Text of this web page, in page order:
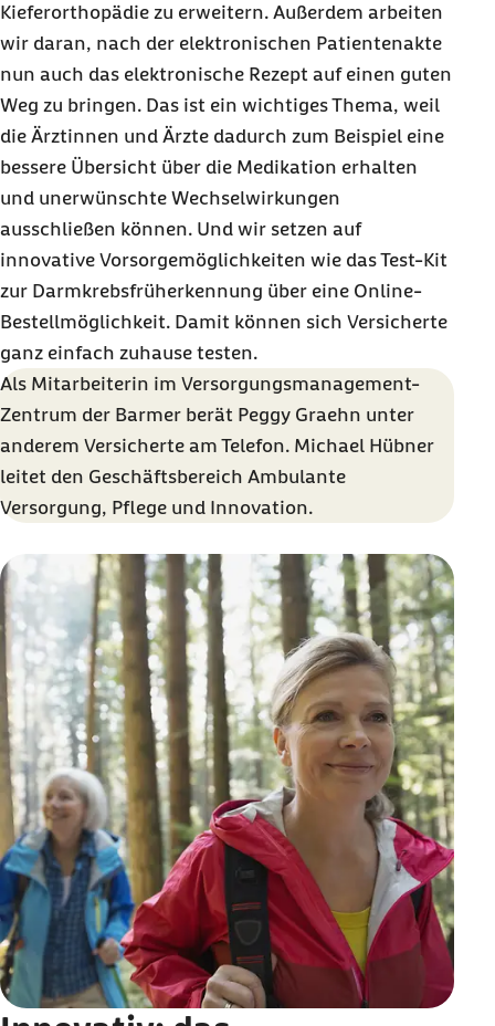
Kieferorthopädie zu erweitern. Außerdem arbeiten
wir daran, nach der elektronischen Patientenakte
nun auch das elektronische Rezept auf einen guten
Weg zu bringen. Das ist ein wichtiges Thema, weil
die Ärztinnen und Ärzte dadurch zum Beispiel eine
bessere Übersicht über die Medikation erhalten
und unerwünschte Wechselwirkungen
ausschließen können. Und wir setzen auf
innovative Vorsorgemöglichkeiten wie das Test-Kit
zur Darmkrebsfrüherkennung über eine Online-
Bestellmöglichkeit. Damit können sich Versicherte
ganz einfach zuhause testen.
Als Mitarbeiterin im Versorgungsmanagement-
Zentrum der Barmer berät Peggy Graehn unter
anderem Versicherte am Telefon. Michael Hübner
leitet den Geschäftsbereich Ambulante
Versorgung, Pflege und Innovation.